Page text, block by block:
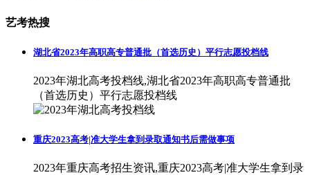
艺考热搜
湖北省2023年高职高专普通批（首选历史）平行志愿投档线
2023年湖北高考投档线,湖北省2023年高职高专普通批
（首选历史）平行志愿投档线
重庆2023高考|准大学生拿到录取通知书后需做事项
2023年重庆高考招生资讯,重庆2023高考|准大学生拿到录